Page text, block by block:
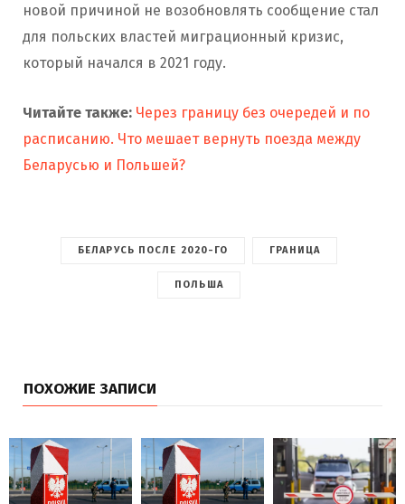
новой причиной не возобновлять сообщение стал
для польских властей миграционный кризис,
который начался в 2021 году.
Читайте также: Через границу без очередей и по
расписанию. Что мешает вернуть поезда между
Беларусью и Польшей?
БЕЛАРУСЬ ПОСЛЕ 2020-ГО ГРАНИЦА
ПОЛЬША
ПОХОЖИЕ ЗАПИСИ